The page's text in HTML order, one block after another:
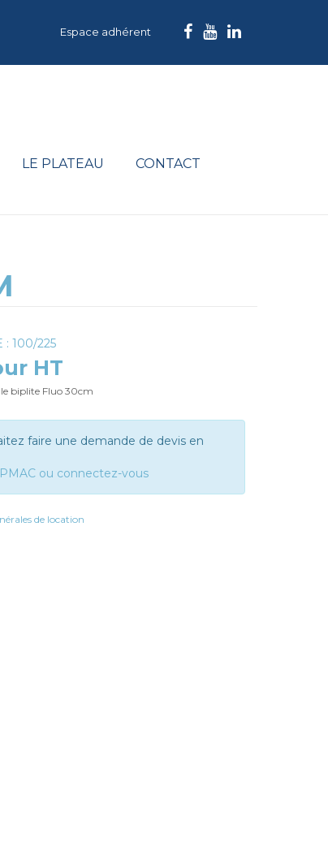
Espace adhérent
LE PLATEAU CONTACT
: 100/225
HT
biplite Fluo 30cm
faire une demande de devis en
ou connectez-vous
de location